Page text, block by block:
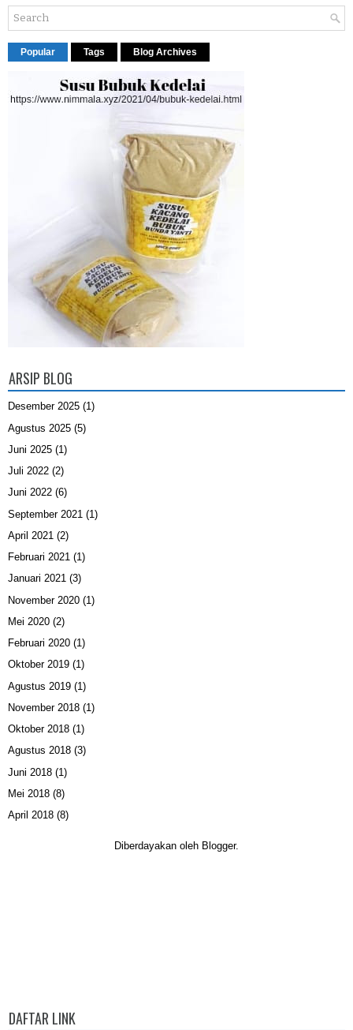
Popular Tags Blog Archives
ARSIP BLOG
Desember 2025 (1)
Agustus 2025 (5)
Juni 2025 (1)
Juli 2022 (2)
Juni 2022 (6)
September 2021 (1)
April 2021 (2)
Februari 2021 (1)
Januari 2021 (3)
November 2020 (1)
Mei 2020 (2)
Februari 2020 (1)
Oktober 2019 (1)
Agustus 2019 (1)
November 2018 (1)
Oktober 2018 (1)
Agustus 2018 (3)
Juni 2018 (1)
Mei 2018 (8)
April 2018 (8)
Diberdayakan oleh Blogger.
DAFTAR LINK